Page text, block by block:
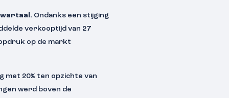
Ondanks een stijging
verkooptijd van 27
op de markt
20% ten opzichte van
werd boven de